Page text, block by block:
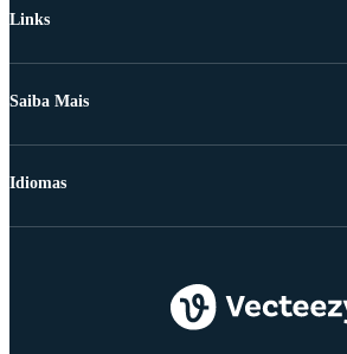
Links
Saiba Mais
Idiomas